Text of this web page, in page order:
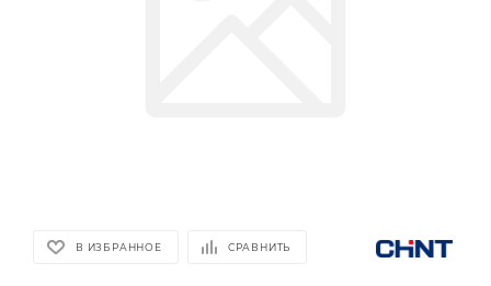
В ИЗБРАННОЕ СРАВНИТЬ